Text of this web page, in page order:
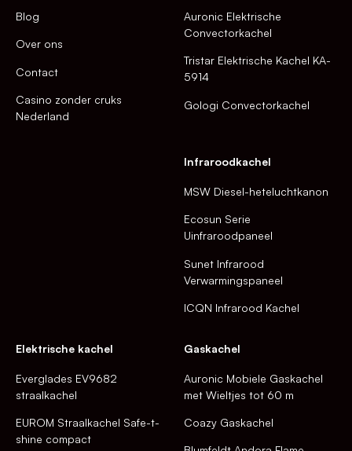
Blog
Over ons
Contact
Casino zonder cruks
Nederland
Auronic Elektrische
Convectorkachel
Tristar Elektrische Kachel KA-
5914
Gologi Convectorkachel
Infraroodkachel
MSW Diesel-heteluchtkanon
Ecosun Serie
Uinfraroodpaneel
Sunet Infrarood
Verwarmingspaneel
ICQN Infrarood Kachel
Elektrische kachel
Everglades EV9682
straalkachel
EUROM Straalkachel Safe-t-
shine compact
Gaskachel
Auronic Mobiele Gaskachel
met Wieltjes tot 60 m
Coazy Gaskachel